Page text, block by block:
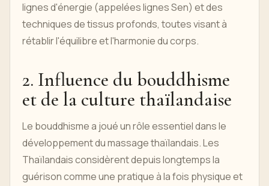
lignes d'énergie (appelées lignes Sen) et des
techniques de tissus profonds, toutes visant à
rétablir l'équilibre et l'harmonie du corps.
2. Influence du bouddhisme
et de la culture thaïlandaise
Le bouddhisme a joué un rôle essentiel dans le
développement du massage thaïlandais. Les
Thaïlandais considèrent depuis longtemps la
guérison comme une pratique à la fois physique et